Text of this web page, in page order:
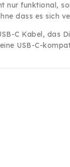
nur funktional,
dass es sich
C Kabel, das
USB-C-